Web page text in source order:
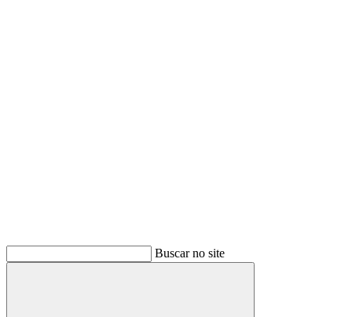
Buscar no site